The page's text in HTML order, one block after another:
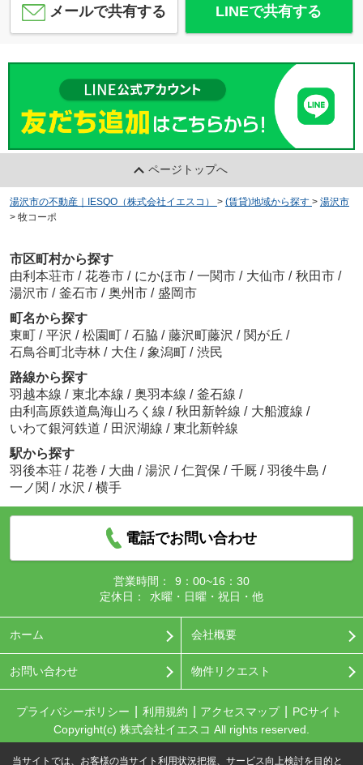
メールで共有する LINEで共有する
ページトップへ
湯沢市の不動産｜IESQO（株式会社イエスコ） > (賃貸)地域から探す > 湯沢市
> 牧コーポ
市区町村から探す
由利本荘市 / 花巻市 / にかほ市 / 一関市 / 大仙市 / 秋田市 /
湯沢市 / 釜石市 / 奥州市 / 盛岡市
町名から探す
東町 / 平沢 / 松園町 / 石脇 / 藤沢町藤沢 / 関が丘 /
石鳥谷町北寺林 / 大住 / 象潟町 / 渋民
路線から探す
羽越本線 / 東北本線 / 奥羽本線 / 釜石線 /
由利高原鉄道鳥海山ろく線 / 秋田新幹線 / 大船渡線 /
いわて銀河鉄道 / 田沢湖線 / 東北新幹線
駅から探す
羽後本荘 / 花巻 / 大曲 / 湯沢 / 仁賀保 / 千厩 / 羽後牛島 /
一ノ関 / 水沢 / 横手
電話でお問い合わせ
営業時間：
9：00~16：30
定休日：
水曜・日曜・祝日・他
ホーム 会社概要
お問い合わせ 物件リクエスト
プライバシーポリシー 利用規約 アクセスマップ
PCサイト
Copyright(c) 株式会社イエスコ All rights reserved.
当サイトでは、お客様の当サイト利用状況把握、サービス向上検討を目的と